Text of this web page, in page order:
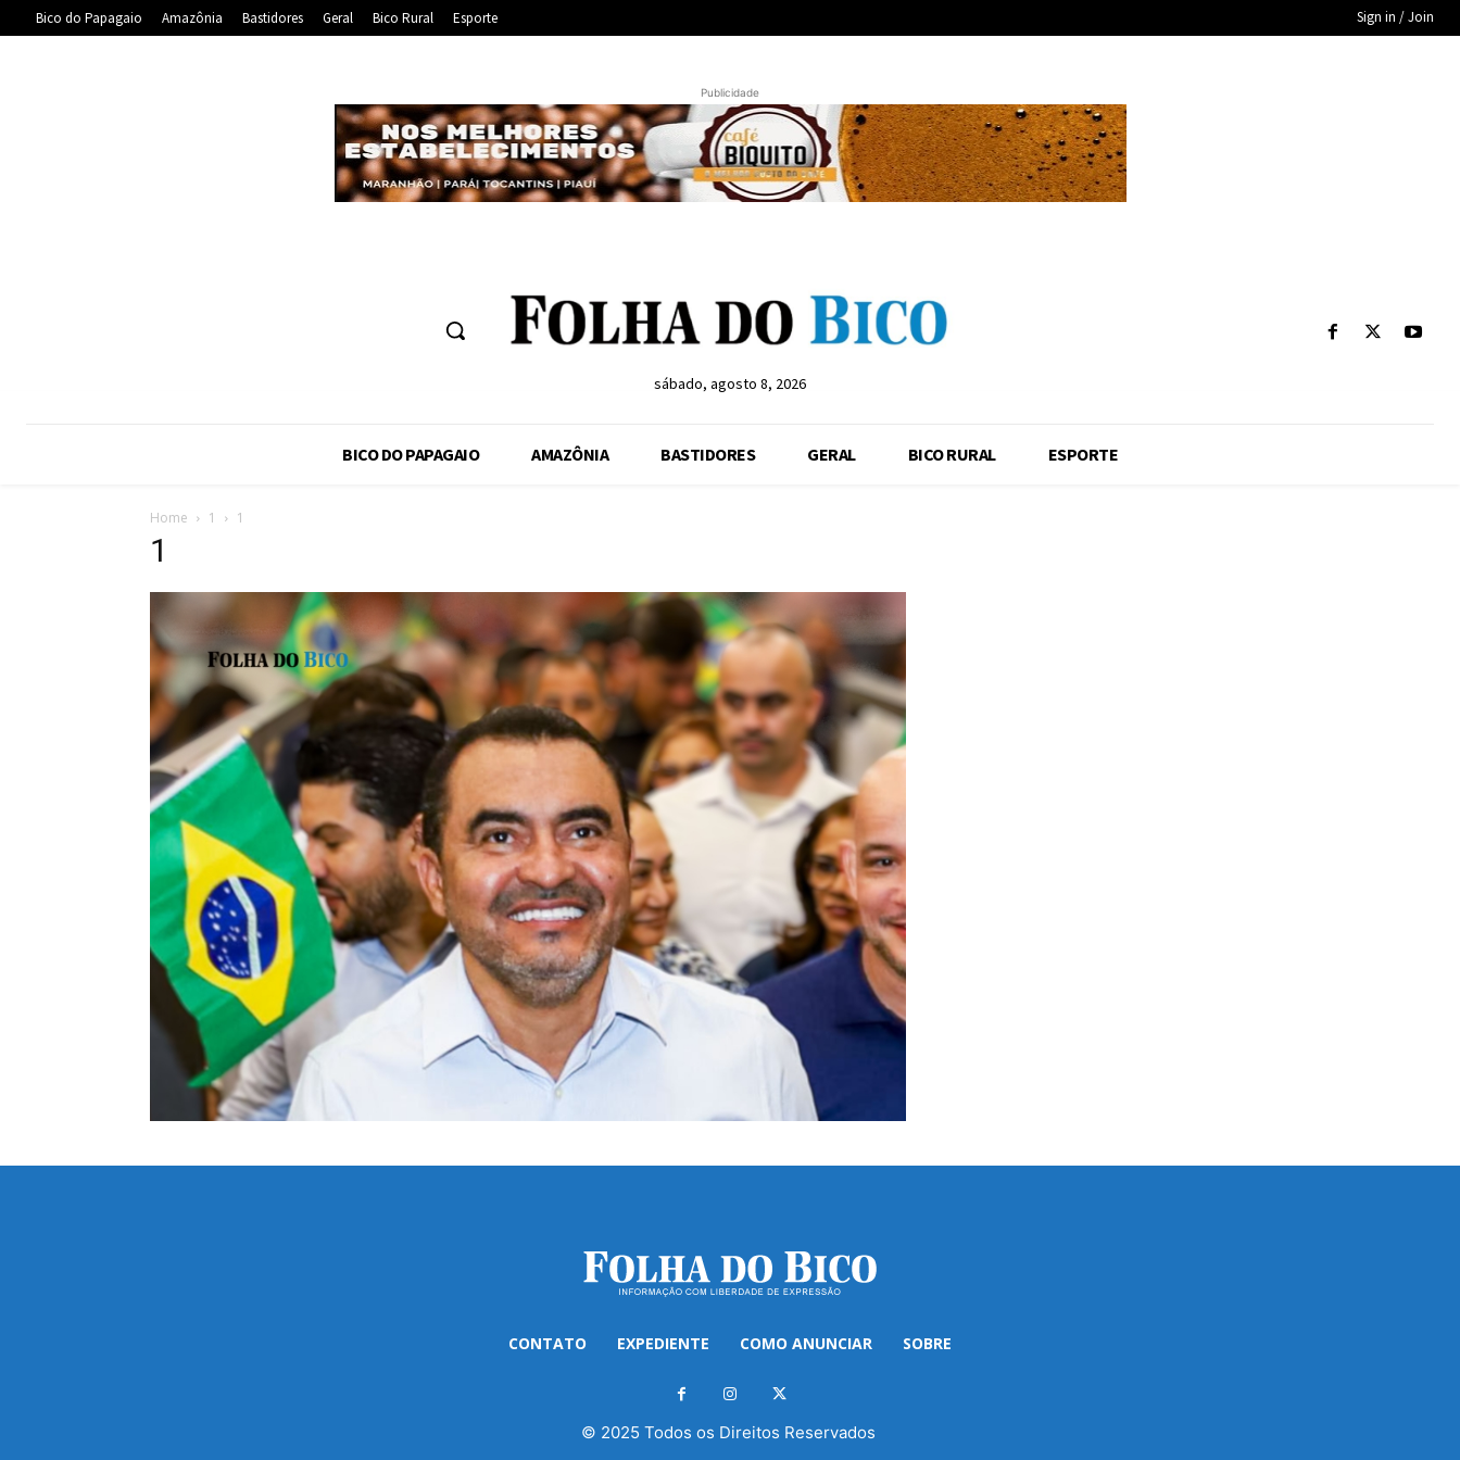
Bico do Papagaio Amazônia Bastidores Geral Bico Rural Esporte Sign in / Join
Publicidade
sábado, agosto 8, 2026
BICO DO PAPAGAIO AMAZÔNIA BASTIDORES GERAL BICO RURAL ESPORTE
Home 1 1
1
CONTATO EXPEDIENTE COMO ANUNCIAR SOBRE
© 2025 Todos os Direitos Reservados